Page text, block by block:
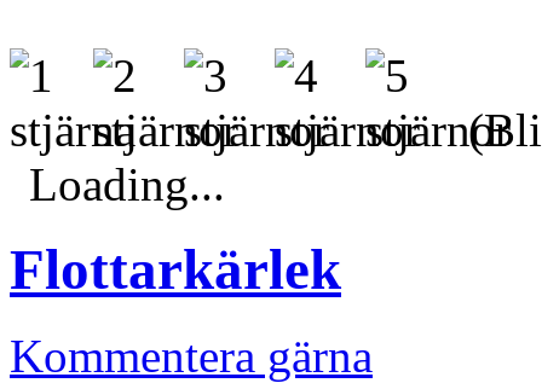
(Bli
Loading...
Flottarkärlek
Kommentera gärna